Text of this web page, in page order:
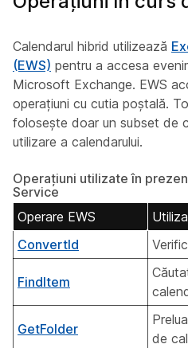
Calendarul hibrid utilizează
(EWS) pentru a accesa
Microsoft Exchange. EWS
operațiuni cu cutia poștală.
folosește doar un subset de
utilizare a calendarului.
Operațiuni utilizate în
Service
Operare EWS
ConvertId
FindItem
GetFolder
de